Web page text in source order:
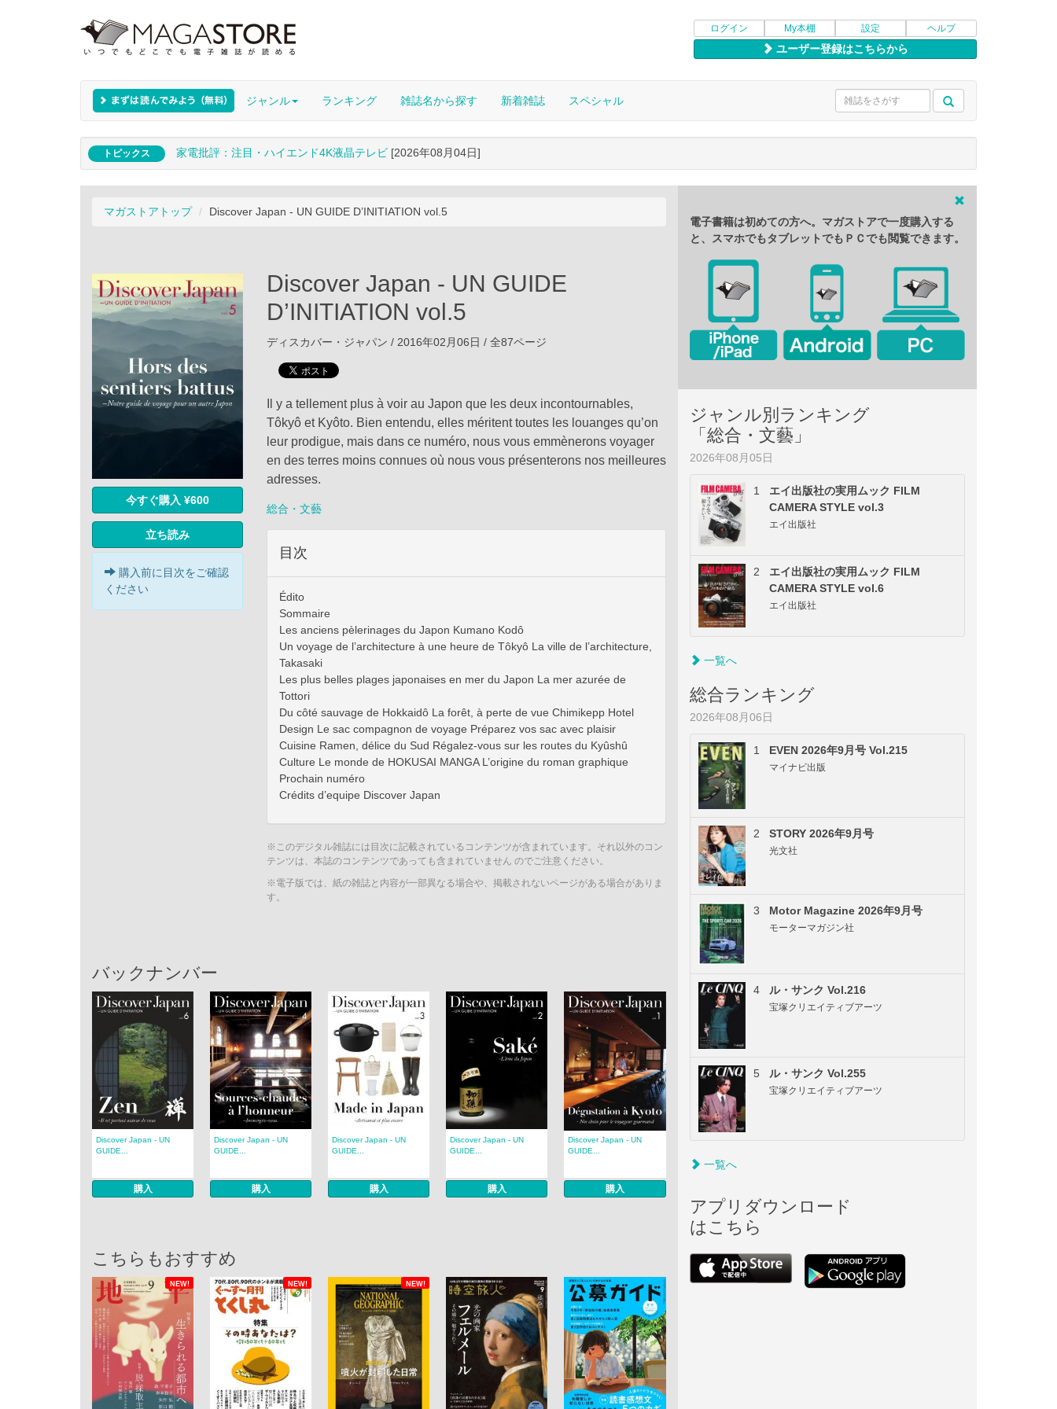
ログイン My本棚 設定 ヘルプ
ユーザー登録はこちらから
ジャンル ランキング 雑誌名から探す 新着雑誌 スペシャル
トピックス 家電批評：注目・ハイエンド4K液晶テレビ [2026年08月04日]
マガストアトップ Discover Japan - UN GUIDE D’INITIATION vol.5
今すぐ購入 ¥600
立ち読み
購入前に目次をご確認
ください
Discover Japan - UN GUIDE
D’INITIATION vol.5
ディスカバー・ジャパン / 2016年02月06日 / 全87ページ
Il y a tellement plus à voir au Japon que les deux incontournables,
Tôkyô et Kyôto. Bien entendu, elles méritent toutes les louanges qu’on
leur prodigue, mais dans ce numéro, nous vous emmènerons voyager
en des terres moins connues où nous vous présenterons nos meilleures
adresses.
総合・文藝
目次
Édito
Sommaire
Les anciens pèlerinages du Japon Kumano Kodô
Un voyage de l’architecture à une heure de Tôkyô La ville de l’architecture,
Takasaki
Les plus belles plages japonaises en mer du Japon La mer azurée de
Tottori
Du côté sauvage de Hokkaidô La forêt, à perte de vue Chimikepp Hotel
Design Le sac compagnon de voyage Préparez vos sac avec plaisir
Cuisine Ramen, délice du Sud Régalez-vous sur les routes du Kyûshû
Culture Le monde de HOKUSAI MANGA L’origine du roman graphique
Prochain numéro
Crédits d’equipe Discover Japan
※このデジタル雑誌には目次に記載されているコンテンツが含まれています。それ以外のコン
テンツは、本誌のコンテンツであっても含まれていません のでご注意ください。
※電子版では、紙の雑誌と内容が一部異なる場合や、掲載されないページがある場合がありま
す。
バックナンバー
Discover Japan - UN
GUIDE...
購入
Discover Japan - UN
GUIDE...
購入
Discover Japan - UN
GUIDE...
購入
Discover Japan - UN
GUIDE...
購入
Discover Japan - UN
GUIDE...
購入
こちらもおすすめ
NEW! NEW! NEW!
電子書籍は初めての方へ。マガストアで一度購入する
と、スマホでもタブレットでもＰＣでも閲覧できます。
ジャンル別ランキング
「総合・文藝」
2026年08月05日
1
エイ出版社の実用ムック FILM
CAMERA STYLE vol.3
エイ出版社
2
エイ出版社の実用ムック FILM
CAMERA STYLE vol.6
エイ出版社
一覧へ
総合ランキング
2026年08月06日
1 EVEN 2026年9月号 Vol.215
マイナビ出版
2 STORY 2026年9月号
光文社
3 Motor Magazine 2026年9月号
モーターマガジン社
4 ル・サンク Vol.216
宝塚クリエイティブアーツ
5 ル・サンク Vol.255
宝塚クリエイティブアーツ
一覧へ
アプリダウンロード
はこちら